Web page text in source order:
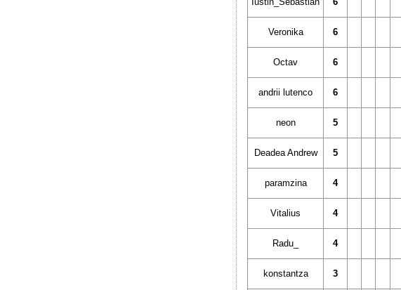
Veronika 6
Octav 6
andrii lutenco 6
neon 5
Deadea Andrew 5
paramzina 4
Vitalius 4
Radu_ 4
konstantza 3